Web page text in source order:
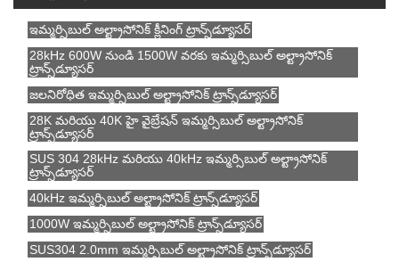
ఇమ్మర్సిబుల్ అల్ట్రాసోనిక్ క్లీనింగ్ ట్రాన్స్‌డ్యూసర్
28kHz 600W నుండి 1500W వరకు ఇమ్మర్సిబుల్ అల్ట్రాసోనిక్
ట్రాన్స్‌డ్యూసర్
జలనిరోధిత ఇమ్మర్సిబుల్ అల్ట్రాసోనిక్ ట్రాన్స్‌డ్యూసర్
28K మరియు 40K హై వైబ్రేషన్ ఇమ్మర్సిబుల్ అల్ట్రాసోనిక్
ట్రాన్స్‌డ్యూసర్
SUS 304 28kHz మరియు 40kHz ఇమ్మర్సిబుల్ అల్ట్రాసోనిక్
ట్రాన్స్‌డ్యూసర్
40kHz ఇమ్మర్సిబుల్ అల్ట్రాసోనిక్ ట్రాన్స్‌డ్యూసర్
1000W ఇమ్మర్సిబుల్ అల్ట్రాసోనిక్ ట్రాన్స్‌డ్యూసర్
SUS304 2.0mm ఇమ్మర్సిబుల్ అల్ట్రాసోనిక్ ట్రాన్స్‌డ్యూసర్